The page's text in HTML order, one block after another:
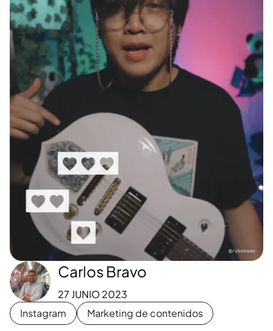
Carlos Bravo
27 JUNIO 2023
Instagram
Marketing de contenidos